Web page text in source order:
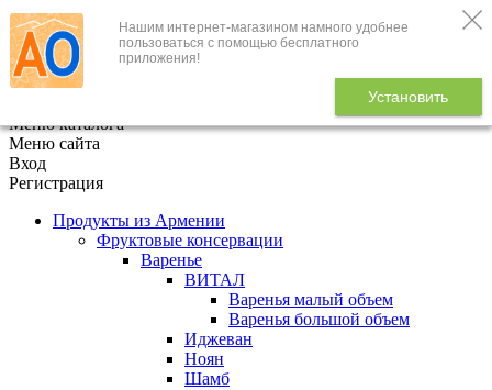
Нашим интернет-магазином намного удобнее
пользоваться с помощью бесплатного
приложения!
Установить
+7 (495) 646-888-1
В корзине
Меню каталога
Меню сайта
Вход
Регистрация
Продукты из Армении
Фруктовые консервации
Варенье
ВИТАЛ
Варенья малый объем
Варенья большой объем
Иджеван
Ноян
Шамб